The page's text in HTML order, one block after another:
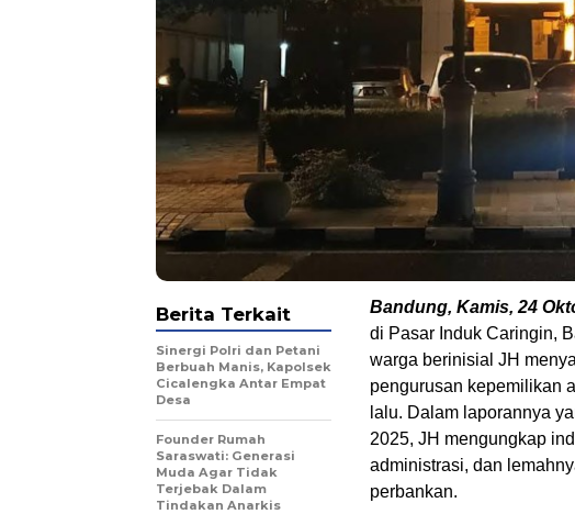
Bandung, Kamis, 24
di Pasar Induk Caringin,
warga berinisial JH
pengurusan kepemilikan
lalu. Dalam laporannya
2025, JH mengungkap
administrasi, dan
perbankan.
Berita Terkait
Sinergi Polri dan Petani
Berbuah Manis, Kapolsek
Cicalengka Antar Empat
Desa
Founder Rumah
Saraswati: Generasi
Muda Agar Tidak
Terjebak Dalam
Tindakan Anarkis